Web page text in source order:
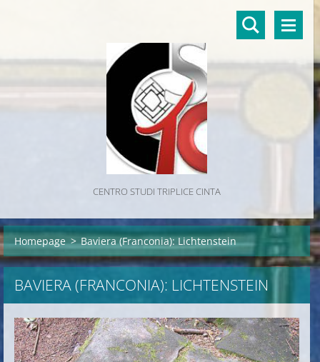
CENTRO STUDI TRIPLICE CINTA
Homepage > Baviera (Franconia): Lichtenstein
BAVIERA (FRANCONIA): LICHTENSTEIN